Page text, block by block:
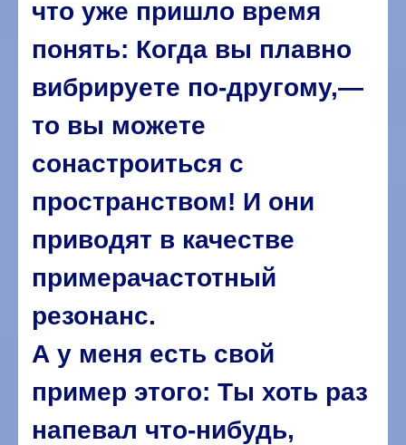
что уже пришло время
понять: Когда вы плавно
вибрируете по-другому,—
то вы можете
сонастроиться с
пространством! И они
приводят в качестве
примерачастотный
резонанс.
А у меня есть свой
пример этого: Ты хоть раз
напевал что-нибудь,